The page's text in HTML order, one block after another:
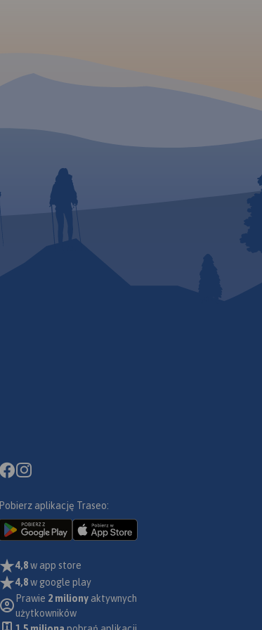
Pobierz aplikację Traseo:
4,8w app store
4,8w google play
Prawie 2 miliony aktywnych
użytkowników